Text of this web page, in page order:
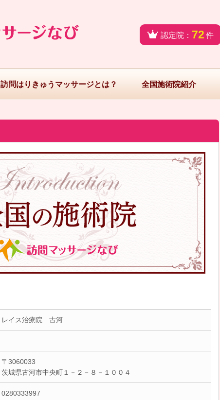
認定院： 72 件
訪問はりきゅうマッサージとは？ 全国施術院紹介
レイス治療院 古河
〒3060033
茨城県古河市中央町１－２－８－１００４
0280333997